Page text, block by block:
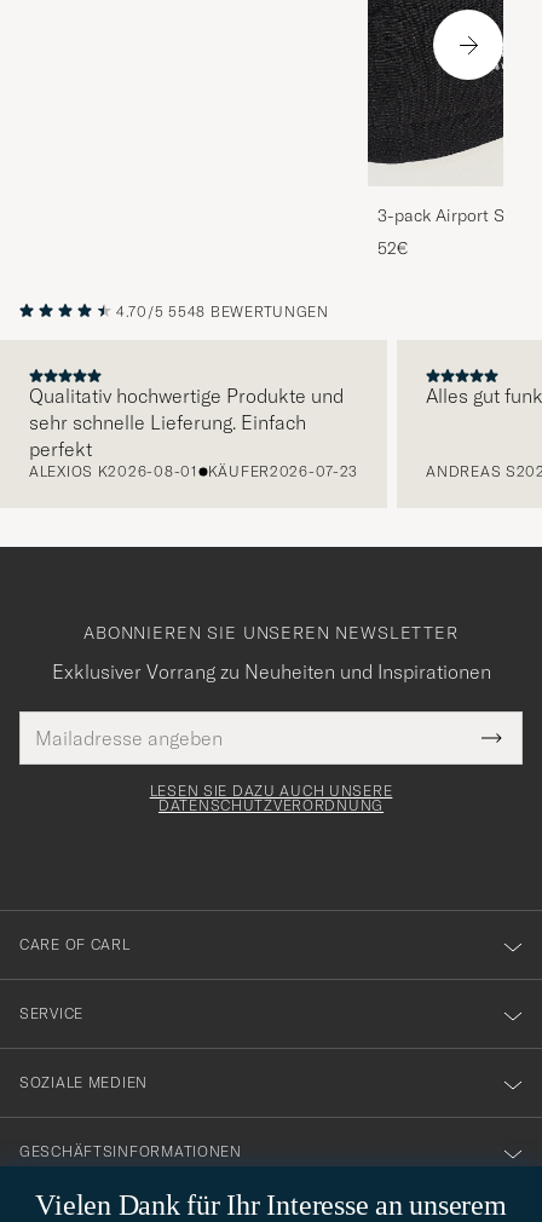
3-pack Airport
Melange
52€
4.70/5 5548 BEWERTUNGEN
Qualitativ hochwertige Produkte und
sehr schnelle Lieferung. Einfach
perfekt
ALEXIOS K2026-08-01 KÄUFER2026-07-23
Alles gut
ANDREAS S
Vielen Dank für Ihr Interesse an unserem
ABONNIEREN SIE UNSEREN NEWSLETTER
Exklusiver Vorrang zu Neuheiten und Inspirationen
Mail
Adresse
Tack
för
dig
till
vårt
nyhetsbrev!
LESEN SIE DAZU AUCH UNSERE
DATENSCHUTZVERORDNUNG
CARE OF CARL
SERVICE
SOZIALE MEDIEN
GESCHÄFTSINFORMATIONEN